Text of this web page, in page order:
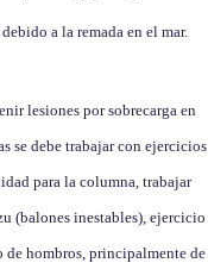
a la remada en el mar.
lesiones por sobrecarga en
se debe trabajar con ejercicios
para la columna,trabajar
(balones inestables), ejercicio
de hombros, principalmente de